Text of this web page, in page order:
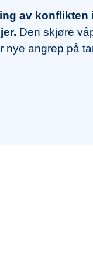
av konflikten
Den skjøre
nye angrep på